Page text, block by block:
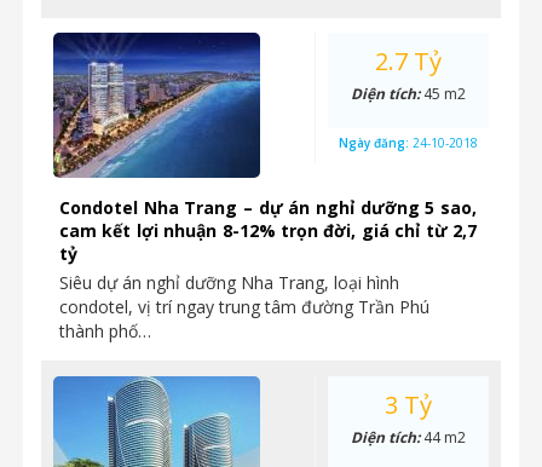
Condotel Nha Trang – dự án nghỉ dưỡng 5 sao,
cam kết lợi nhuận 8-12% trọn đời, giá chỉ từ 2,7
tỷ
Siêu dự án nghỉ dưỡng Nha Trang, loại hình
condotel, vị trí ngay trung tâm đường Trần Phú
thành phố…
2.7 Tỷ
Diện tích:45 m2
Ngày đăng: 24-10-2018
3 Tỷ
Diện tích:44 m2